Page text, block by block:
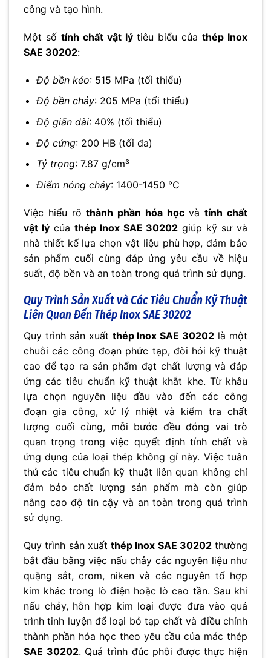
công và tạo hình.
Một số tính chất vật lýtiêu biểu củathép Inox
SAE 30202:
Độ bền kéo: 515 MPa (tối thiểu)
Độ bền chảy: 205 MPa (tối thiểu)
Độ giãn dài: 40% (tối thiểu)
Độ cứng: 200 HB (tối đa)
Tỷ trọng: 7.87 g/cm³
Điểm nóng chảy: 1400-1450 °C
Việc hiểu rõthành phần hóa họcvàtính chất
vật lýcủa thép Inox SAE 30202 giúp kỹ sư và
nhà thiết kế lựa chọn vật liệu phù hợp, đảm bảo
sản phẩm cuối cùng đáp ứng yêu cầu về hiệu
suất, độ bền và an toàn trong quá trình sử dụng.
Quy Trình Sản Xuất và Các Tiêu Chuẩn Kỹ Thuật
Liên Quan Đến Thép Inox SAE 30202
Quy trình sản xuất thép Inox SAE 30202 là một
chuỗi các công đoạn phức tạp, đòi hỏi kỹ thuật
cao để tạo ra sản phẩm đạt chất lượng và đáp
ứng các tiêu chuẩn kỹ thuật khắt khe. Từ khâu
lựa chọn nguyên liệu đầu vào đến các công
đoạn gia công, xử lý nhiệt và kiểm tra chất
lượng cuối cùng, mỗi bước đều đóng vai trò
quan trọng trong việc quyết định tính chất và
ứng dụng của loại thép không gỉ này. Việc tuân
thủ các tiêu chuẩn kỹ thuật liên quan không chỉ
đảm bảo chất lượng sản phẩm mà còn giúp
nâng cao độ tin cậy và an toàn trong quá trình
sử dụng.
Quy trình sản xuất thép Inox SAE 30202thường
bắt đầu bằng việc nấu chảy các nguyên liệu như
quặng sắt, crom, niken và các nguyên tố hợp
kim khác trong lò điện hoặc lò cao tần. Sau khi
nấu chảy, hỗn hợp kim loại được đưa vào quá
trình tinh luyện để loại bỏ tạp chất và điều chỉnh
thành phần hóa học theo yêu cầu của mác thép
SAE 30202. Quá trình đúc phôi được thực hiện